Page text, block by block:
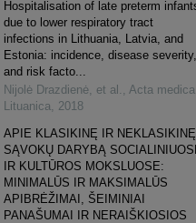
Hospitalisation of late preterm
due to lower respiratory tract
infections in Lithuania, Latvia, and
Estonia: incidence, disease severity,
and risk facto...
Nijolė Drazdienė, et al.
Acta medica
Lituanica
2018
APIE KLASIKINĘ IR NEKLASIKINĘ
SĄVOKŲ DARYBĄ
IR KULTŪROS MOKSLUOSE:
MINIMALŪS IR MAKSIMALŪS
APIBRĖŽIMAI, ŠEIMINIAI
PANAŠUMAI IR NERAIŠKIOSIOS